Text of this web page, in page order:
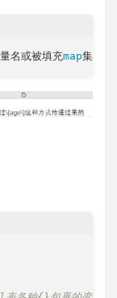
名或被填充map